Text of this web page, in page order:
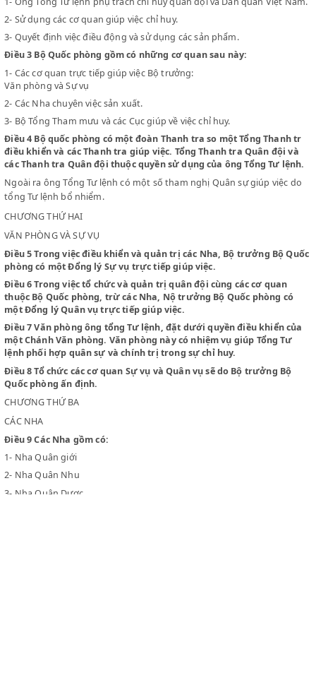
1- Tổ chức và quản trị quân đội và các cơ quan Quốc phòng.
Điều khiển các cơ quan sản xuất Quốc phòng.
Điều 2
1- Ông Tổng Tư lệnh phụ trách chỉ huy quân đội và Dân quân
2-Sử dụng các cơ quan giúp việc chỉ huy.
3- Quyết định việc điều động và sử dụng các sản phẩm.
Điều 3Bộ Quốc phòng gồm có những cơ quan sau này:
1-Các cơ quan trực tiếp giúp việc Bộ trưởng:
Văn phòng và Sự vụ
2-Các Nha chuyên việc sản xuất.
3-Bộ Tổng Tham mưu và các Cục giúp về việc chỉ huy.
Điều 4Bộ quốc phòng có một đoàn Thanh tra so một Tổng
điều khiển và các Thanh tra giúp việc. Tổng Thanh tra Quân
các Thanh tra Quân đội thuộc quyền sử dụng của ông Tổng Tư
Ngoài ra ông Tổng Tư lệnh có một số tham nghị Quân sự giúp
tổng Tư lệnh bổ nhiểm.
CHƯƠNG THỨ HAI
VĂN PHÒNG VÀ SỰ VỤ
Điều 5Trong việc điều khiển và quản trị các Nha, Bộ trưởng
phòng có một Đổng lý Sự vụ trực tiếp giúp việc.
Điều 6Trong việc tổ chức và quản trị quân đội cùng các cơ
thuộc Bộ Quốc phòng, trừ các Nha, Nộ trưởng Bộ Quốc phòng
một Chánh Văn phòng. Văn phòng này có nhiệm vụ giúp Tổng
lệnh phối hợp quân sự và chính trị trong sự chỉ huy.
Điều 8Tổ chức các cơ quan Sự vụ và Quân vụ sẽ do Bộ trưởng
Quốc phòng ấn định.